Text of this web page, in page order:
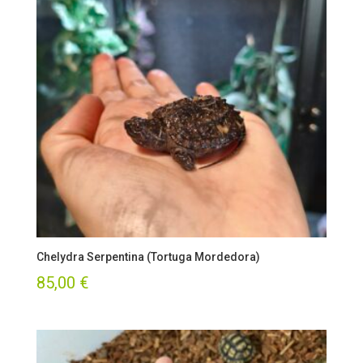
Chelydra Serpentina (Tortuga Mordedora)
85,00 €